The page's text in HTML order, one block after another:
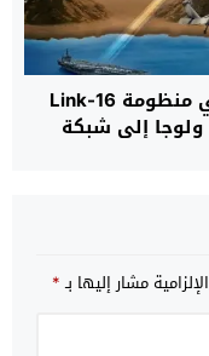
الولايات المتحدة تدمج المغرب في منظومة Link-16
ولوجا إلى شبكة
مشار إليها بـ*